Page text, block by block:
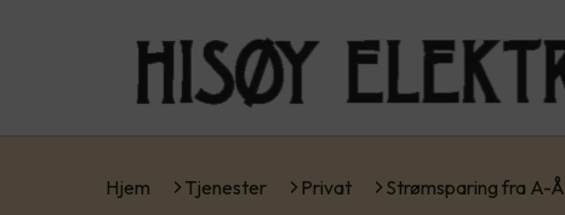
Hjem Tjenester Privat Strømsparing fra A-Å